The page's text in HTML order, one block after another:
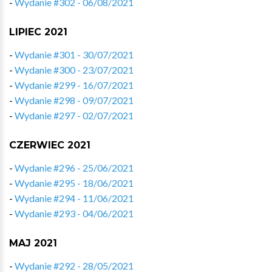
LIPIEC 2021
- Wydanie #301 - 30/07/2021
- Wydanie #300 - 23/07/2021
- Wydanie #299 - 16/07/2021
- Wydanie #298 - 09/07/2021
- Wydanie #297 - 02/07/2021
CZERWIEC 2021
- Wydanie #296 - 25/06/2021
- Wydanie #295 - 18/06/2021
- Wydanie #294 - 11/06/2021
- Wydanie #293 - 04/06/2021
MAJ 2021
- Wydanie #292 - 28/05/2021